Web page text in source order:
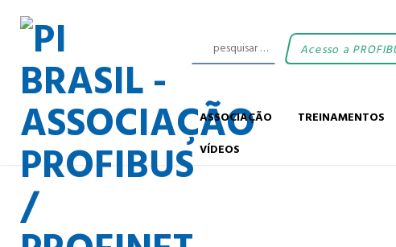
ASSOCIAÇÃO TREINAMENTOS
VÍDEOS
Acesso a